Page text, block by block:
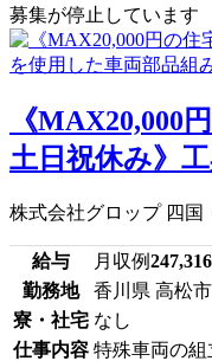
募集が停止しています
《MAX20,000
土日祝休み》
株式会社グロップ 四国
給与 月収例247,316
勤務地
香川県 高松市
寮・社宅 なし
仕事内容 特殊車両の組